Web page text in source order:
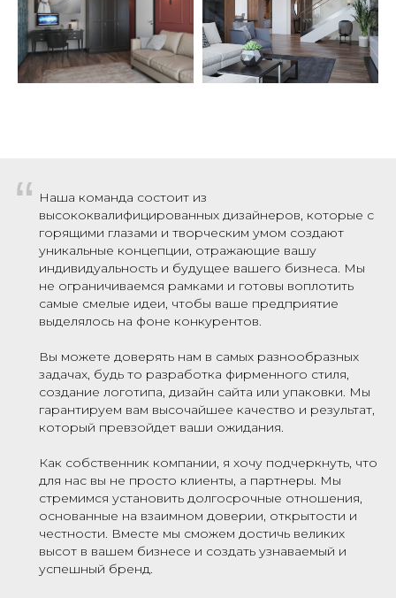
“ Наша команда состоит из
высококвалифицированных дизайнеров, которые с
горящими глазами и творческим умом создают
уникальные концепции, отражающие вашу
индивидуальность и будущее вашего бизнеса. Мы
не ограничиваемся рамками и готовы воплотить
самые смелые идеи, чтобы ваше предприятие
выделялось на фоне конкурентов.
Вы можете доверять нам в самых разнообразных
задачах, будь то разработка фирменного стиля,
создание логотипа, дизайн сайта или упаковки. Мы
гарантируем вам высочайшее качество и результат,
который превзойдет ваши ожидания.
Как собственник компании, я хочу подчеркнуть, что
для нас вы не просто клиенты, а партнеры. Мы
стремимся установить долгосрочные отношения,
основанные на взаимном доверии, открытости и
честности. Вместе мы сможем достичь великих
высот в вашем бизнесе и создать узнаваемый и
успешный бренд.